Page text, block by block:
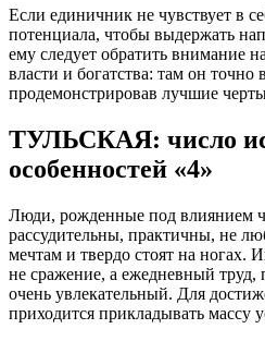
Если единичник не чувствует в
потенциала, чтобы выдержать
ему следует обратить внимание
власти и богатства: там он точно
продемонстрировав лучшие черты
ТУЛЬСКАЯ: число
особенностей «4»
Люди, рожденные под влиянием
рассудительны, практичны, не
мечтам и твердо стоят на ногах.
не сражение, а ежедневный труд,
очень увлекательный. Для
приходится прикладывать массу